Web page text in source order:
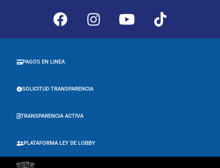
PLATAFORMA LEY DE LOBBY
TRANSPARENCIA ACTIVA
SOLICITUD TRANSPARENCIA
PAGOS EN LINEA